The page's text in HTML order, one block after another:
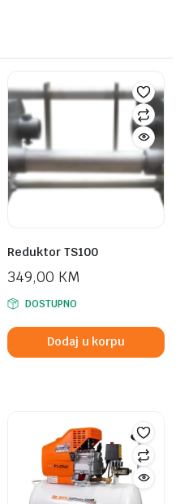
Reduktor TS100
349,00 KM
DOSTUPNO
Dodaj u korpu